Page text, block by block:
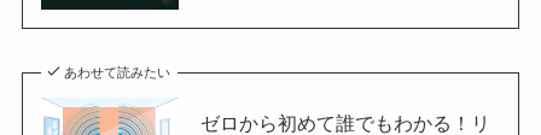
あわせて読みたい
ゼロから初めて誰でもわかる！リ